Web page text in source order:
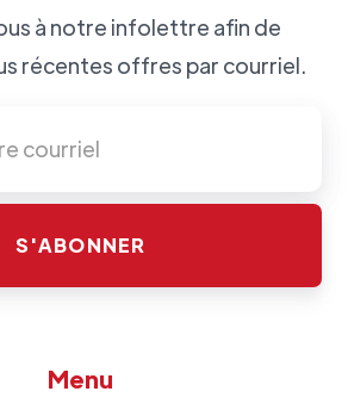
à notre infolettre afin de
récentes offres par courriel.
Menu